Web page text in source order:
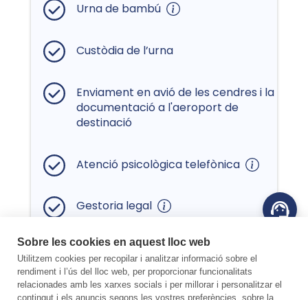
Urna de bambú
Custòdia de l’urna
Enviament en avió de les cendres i la
documentació a l'aeroport de
destinació
Atenció psicològica telefònica
Gestoria legal
Preu del servei des de
2.495 €
Sobre les cookies en aquest lloc web
Utilitzem cookies per recopilar i analitzar informació sobre el
rendiment i l’ús del lloc web, per proporcionar funcionalitats
relacionades amb les xarxes socials i per millorar i personalitzar el
contingut i els anuncis segons les vostres preferències, sobre la